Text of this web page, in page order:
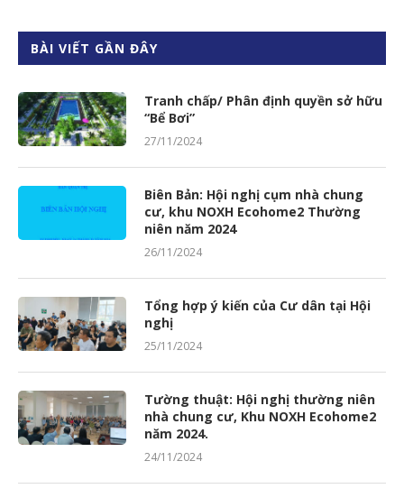
BÀI VIẾT GẦN ĐÂY
Tranh chấp/ Phân định quyền sở hữu
“Bể Bơi”
27/11/2024
Biên Bản: Hội nghị cụm nhà chung
cư, khu NOXH Ecohome2 Thường
niên năm 2024
26/11/2024
Tổng hợp ý kiến của Cư dân tại Hội
nghị
25/11/2024
Tường thuật: Hội nghị thường niên
nhà chung cư, Khu NOXH Ecohome2
năm 2024.
24/11/2024